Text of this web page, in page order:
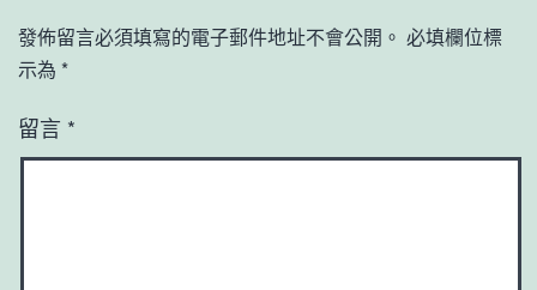
發佈留言必須填寫的電子郵件地址不會公開。 必填欄位標
示為 *
留言 *